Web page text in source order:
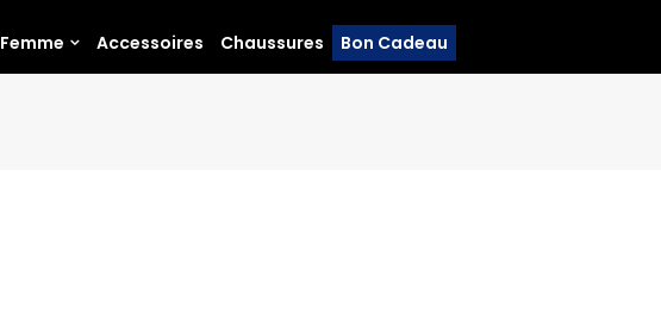
Femme Accessoires Chaussures Bon Cadeau